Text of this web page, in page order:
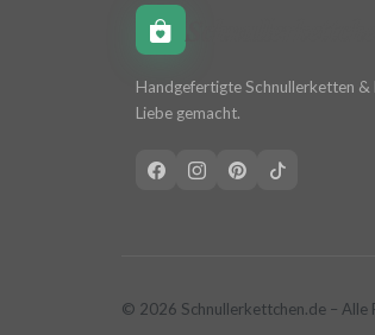
Handgefertigte Schnullerketten
Liebe gemacht.
© 2026 Schnullerkettchen.de – Alle